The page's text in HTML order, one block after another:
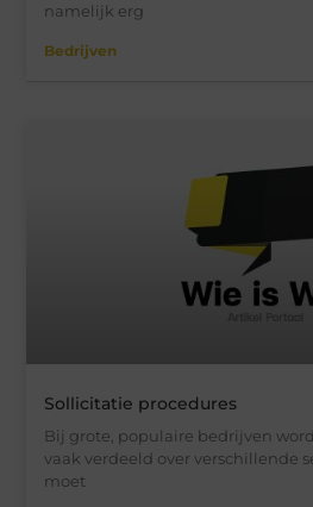
namelijk erg
Bedrijven
Sollicitatie procedures
Bij grote, populaire bedrijven
vaak verdeeld over verschillende
moet